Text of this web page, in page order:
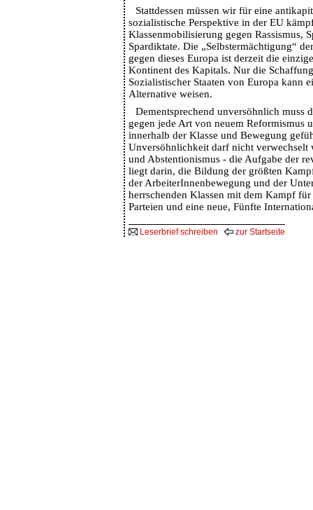
Stattdessen müssen wir für eine
sozialistische Perspektive in der EU
Klassenmobilisierung gegen Rassismus,
Spardiktate. Die „Selbstermächtigung“
gegen dieses Europa ist derzeit die
Kontinent des Kapitals. Nur die
Sozialistischer Staaten von Europa kann
Alternative weisen.
Dementsprechend unversöhnlich muss
gegen jede Art von neuem Reformismus
innerhalb der Klasse und Bewegung
Unversöhnlichkeit darf nicht verwechselt
und Abstentionismus - die Aufgabe der
liegt darin, die Bildung der größten
der ArbeiterInnenbewegung und der
herrschenden Klassen mit dem Kampf
Parteien und eine neue, Fünfte
Leserbrief schreiben zur Startseite